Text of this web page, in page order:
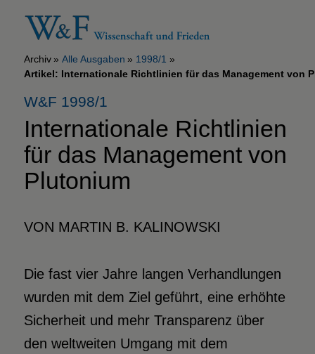
Archiv Alle Ausgaben
1998/1
Artikel: Internationale Richtlinien für das Management von
W&F 1998/1
Internationale Richtlinien
für das Management von
Plutonium
VON MARTIN B. KALINOWSKI
Die fast vier Jahre langen Verhandlungen
wurden mit dem Ziel geführt, eine erhöhte
Sicherheit und mehr Transparenz über
den weltweiten Umgang mit dem